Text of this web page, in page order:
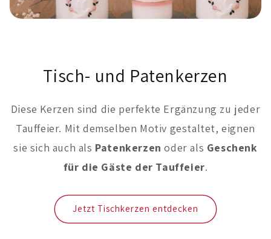
Tisch- und Patenkerzen
Diese Kerzen sind die perfekte Ergänzung zu jeder
Tauffeier. Mit demselben Motiv gestaltet, eignen
sie sich auch als Patenkerzen oder als Geschenk
für die Gäste der Tauffeier.
Jetzt Tischkerzen entdecken